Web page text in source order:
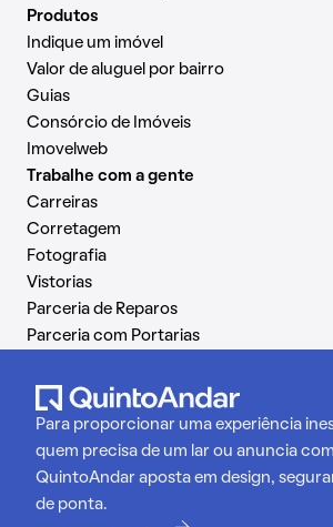
Produtos
Indique um imóvel
Valor de aluguel por bairro
Guias
Consórcio de Imóveis
Imovelweb
Trabalhe com a gente
Carreiras
Corretagem
Fotografia
Vistorias
Parceria de Reparos
Parceria com Portarias
Para proporcionar uma experiência
quem precisa de um lar ou anuncia
QuintoAndar aposta em design,
de ponta.